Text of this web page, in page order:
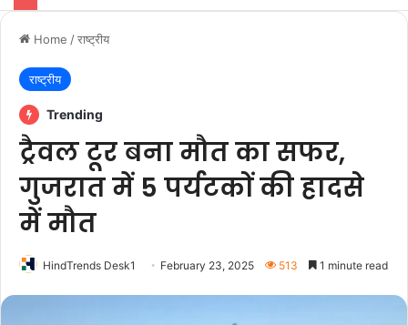
Home /राष्ट्रीय
राष्ट्रीय
Trending
ट्रैवल टूर बना मौत का सफर,
गुजरात में 5 पर्यटकों की हादसे
में मौत
HindTrends Desk1 February 23, 2025 513 1 minute read